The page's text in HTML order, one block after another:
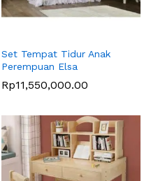
Set Tempat Tidur Anak
Perempuan Elsa
Rp11,550,000.00